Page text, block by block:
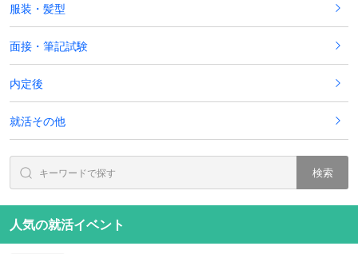
服装・髪型
面接・筆記試験
内定後
就活その他
検索
人気の就活イベント